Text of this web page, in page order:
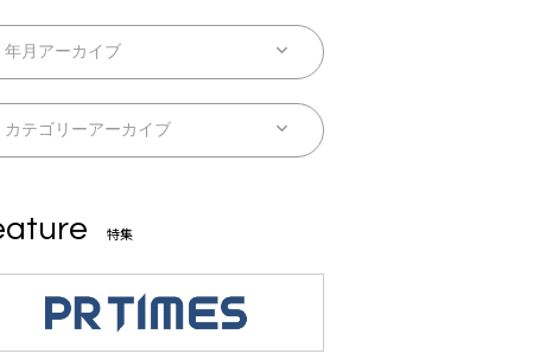
特集